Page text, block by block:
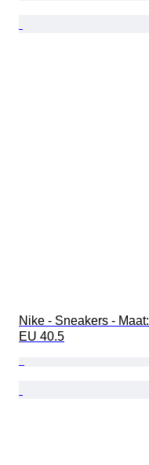
Nike - Sneakers - Maat:
EU 40.5